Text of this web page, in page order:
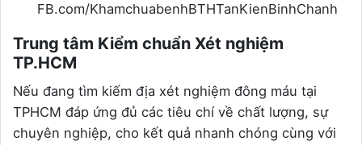
FB.com/KhamchuabenhBTHTanKienBinhChanh
Trung tâm Kiểm chuẩn Xét nghiệm
TP.HCM
Nếu đang tìm kiếm địa xét nghiệm đông máu tại
TPHCM đáp ứng đủ các tiêu chí về chất lượng, sự
chuyên nghiệp, cho kết quả nhanh chóng cùng với